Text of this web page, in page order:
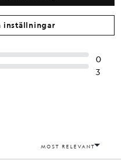
inställningar